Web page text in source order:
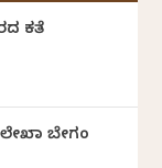
ಕತೆ
ಬೇಗಂ